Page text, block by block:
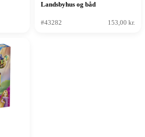
Landsbyhus og båd
#43282 153,00 kr.